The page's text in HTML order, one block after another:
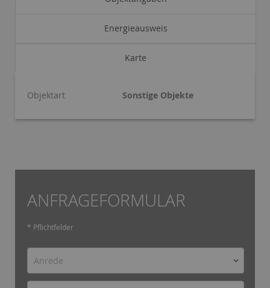
Energieausweis
Karte
Objektart Sonstige Objekte
ANFRAGEFORMULAR
* Pflichtfelder
Anrede